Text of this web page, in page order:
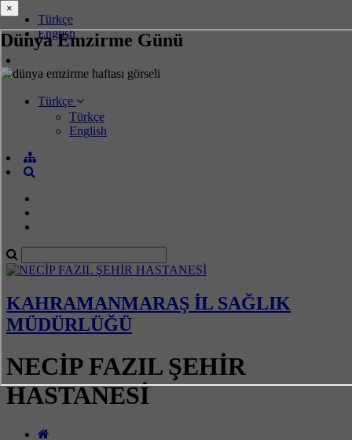
Dünya Emzirme Günü
Türkçe
English
Türkçe
Türkçe
English
KAHRAMANMARAŞ İL SAĞLIK
MÜDÜRLÜĞÜ
NECİP FAZIL ŞEHİR
HASTANESİ
×